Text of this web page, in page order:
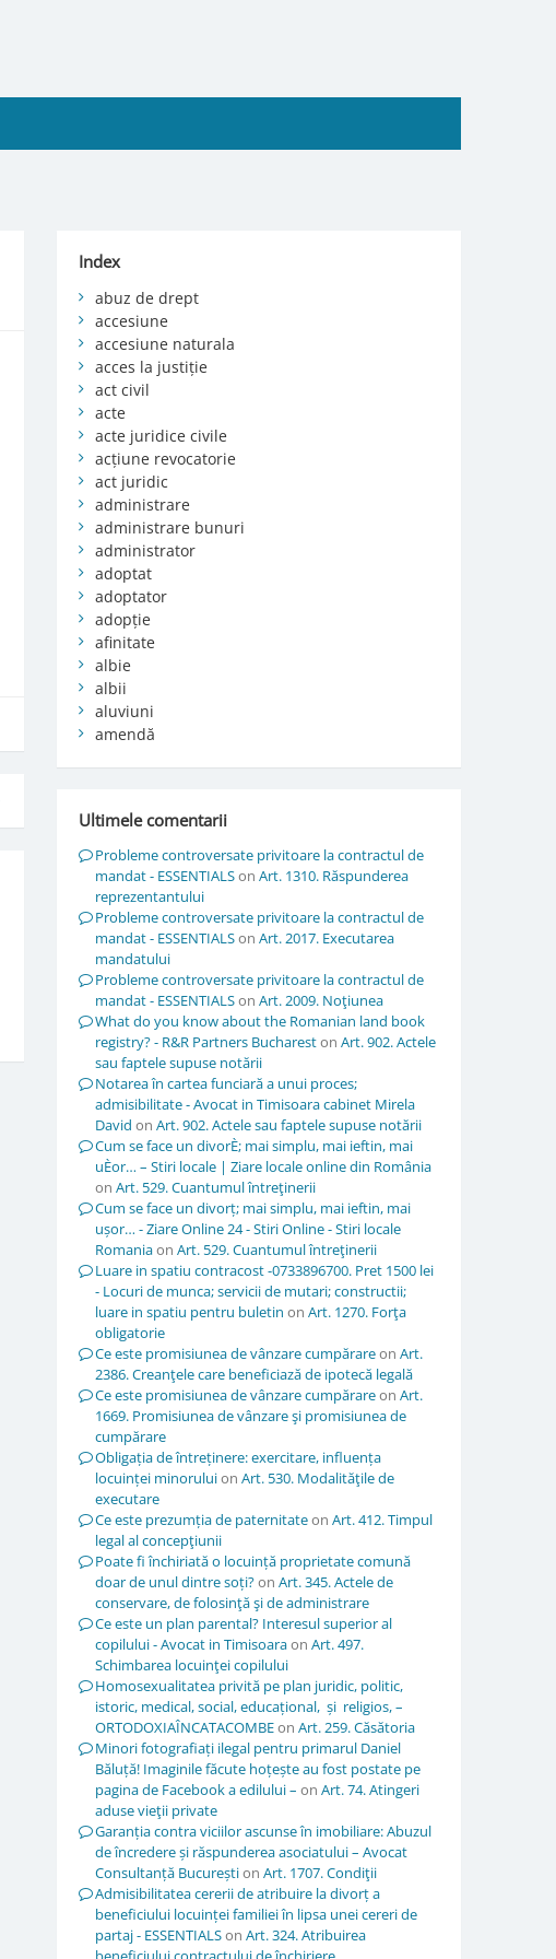
Index
abuz de drept
accesiune
accesiune naturala
acces la justiție
act civil
acte
acte juridice civile
acțiune revocatorie
act juridic
administrare
administrare bunuri
administrator
adoptat
adoptator
adopție
afinitate
albie
albii
aluviuni
amendă
Ultimele comentarii
Probleme controversate privitoare la contractul de
mandat - ESSENTIALSon Art. 1310. Răspunderea
reprezentantului
Probleme controversate privitoare la contractul de
mandat - ESSENTIALSon Art. 2017. Executarea
mandatului
Probleme controversate privitoare la contractul de
mandat - ESSENTIALSon Art. 2009. Noţiunea
What do you know about the Romanian land book
registry? - R&R Partners Buchareston Art. 902. Actele
sau faptele supuse notării
Notarea în cartea funciară a unui proces;
admisibilitate - Avocat in Timisoara cabinet Mirela
David on Art. 902. Actele sau faptele supuse notării
Cum se face un divorÈ; mai simplu, mai ieftin, mai
uÈor… – Stiri locale | Ziare locale online din România
on Art. 529. Cuantumul întreţinerii
Cum se face un divorț; mai simplu, mai ieftin, mai
ușor… - Ziare Online 24 - Stiri Online - Stiri locale
Romaniaon Art. 529. Cuantumul întreţinerii
Luare in spatiu contracost -0733896700. Pret 1500 lei
- Locuri de munca; servicii de mutari; constructii;
luare in spatiu pentru buletin on Art. 1270. Forţa
obligatorie
Ce este promisiunea de vânzare cumpărareon Art.
2386. Creanţele care beneficiază de ipotecă legală
Ce este promisiunea de vânzare cumpărareon Art.
1669. Promisiunea de vânzare şi promisiunea de
cumpărare
Obligația de întreținere: exercitare, influența
locuinței minoruluion Art. 530. Modalităţile de
executare
Ce este prezumția de paternitateon Art. 412. Timpul
legal al concepţiunii
Poate fi închiriată o locuință proprietate comună
doar de unul dintre soți?on Art. 345. Actele de
conservare, de folosinţă şi de administrare
Ce este un plan parental? Interesul superior al
copilului - Avocat in Timisoaraon Art. 497.
Schimbarea locuinţei copilului
Homosexualitatea privită pe plan juridic, politic,
istoric, medical, social, educațional, și religios, –
ORTODOXIAÎNCATACOMBEon Art. 259. Căsătoria
Minori fotografiați ilegal pentru primarul Daniel
Băluță! Imaginile făcute hoțește au fost postate pe
pagina de Facebook a edilului – on Art. 74. Atingeri
aduse vieţii private
Garanția contra viciilor ascunse în imobiliare: Abuzul
de încredere și răspunderea asociatului – Avocat
Consultanță Bucureștion Art. 1707. Condiţii
Admisibilitatea cererii de atribuire la divorț a
beneficiului locuinței familiei în lipsa unei cereri de
partaj - ESSENTIALSon Art. 324. Atribuirea